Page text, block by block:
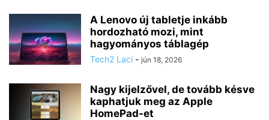
A Lenovo új tabletje inkább
hordozható mozi, mint
hagyományos táblagép
Tech2 Laci - jún 18, 2026
Nagy kijelzővel, de tovább késve
kaphatjuk meg az Apple
HomePad-et